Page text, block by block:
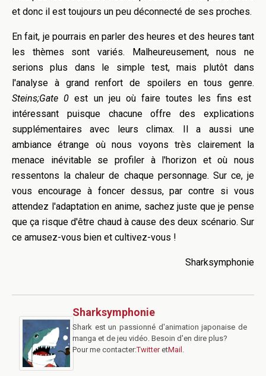
et donc il est toujours un peu déconnecté de ses proches.
En fait, je pourrais en parler des heures et des heures tant
les thèmes sont variés. Malheureusement, nous ne
serions plus dans le simple test, mais plutôt dans
l'analyse à grand renfort de spoilers en tous genre.
Steins;Gate 0 est un jeu où faire toutes les fins est
intéressant puisque chacune offre des explications
supplémentaires avec leurs climax. Il a aussi une
ambiance étrange où nous voyons très clairement la
menace inévitable se profiler à l'horizon et où nous
ressentons la chaleur de chaque personnage. Sur ce, je
vous encourage à foncer dessus, par contre si vous
attendez l'adaptation en anime, sachez juste que je pense
que ça risque d'être chaud à cause des deux scénario. Sur
ce amusez-vous bien et cultivez-vous !
Sharksymphonie
Sharksymphonie
Shark est un passionné d'animation japonaise de
manga et de jeu vidéo. Besoin d'en dire plus?
Pour me contacter:TwitteretMail